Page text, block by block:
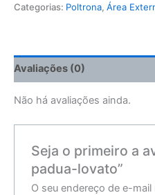
Categorias: Poltrona, Área
Avaliações (0)
Não há avaliações ainda.
Seja o primeiro a
padua-lovato”
O seu endereço de e-